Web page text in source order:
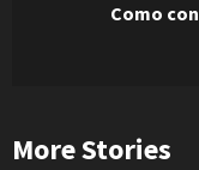
Como
More Stories